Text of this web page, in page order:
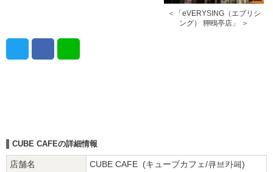
＜「eVERYSING（エブリシ
ング） 狎鴎亭店」 ＞
CUBE CAFEの詳細情報
店舗名
CUBE CAFE (キューブカフェ/큐브카페)